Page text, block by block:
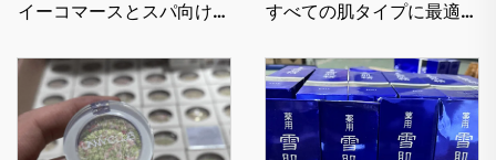
イーコマースとスパ向けの
ースキンケア
すべての肌タイプに最適な
価格で提供します